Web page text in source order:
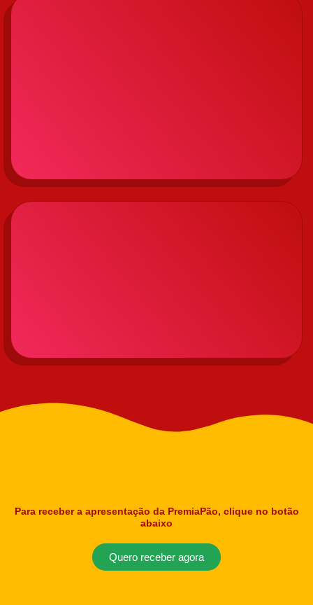
Para receber a apresentação da PremiaPão, clique no botão
abaixo
Quero receber agora